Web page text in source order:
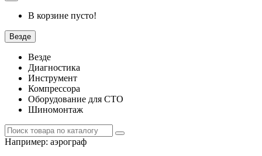
В корзине пусто!
Везде
Везде
Диагностика
Инструмент
Компрессора
Оборудование для СТО
Шиномонтаж
Например: аэрограф